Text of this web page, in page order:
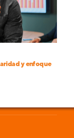
y enfoque